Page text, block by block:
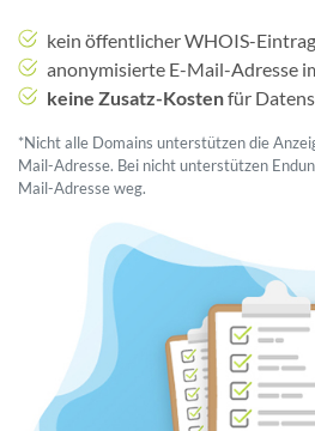
kein öffentlicher WHOIS-Eintrag
anonymisierte E-Mail-Adresse
keine Zusatz-Kostenfür
*Nicht alle Domains unterstützen die
Mail-Adresse. Bei nicht unterstützen
Mail-Adresse weg.